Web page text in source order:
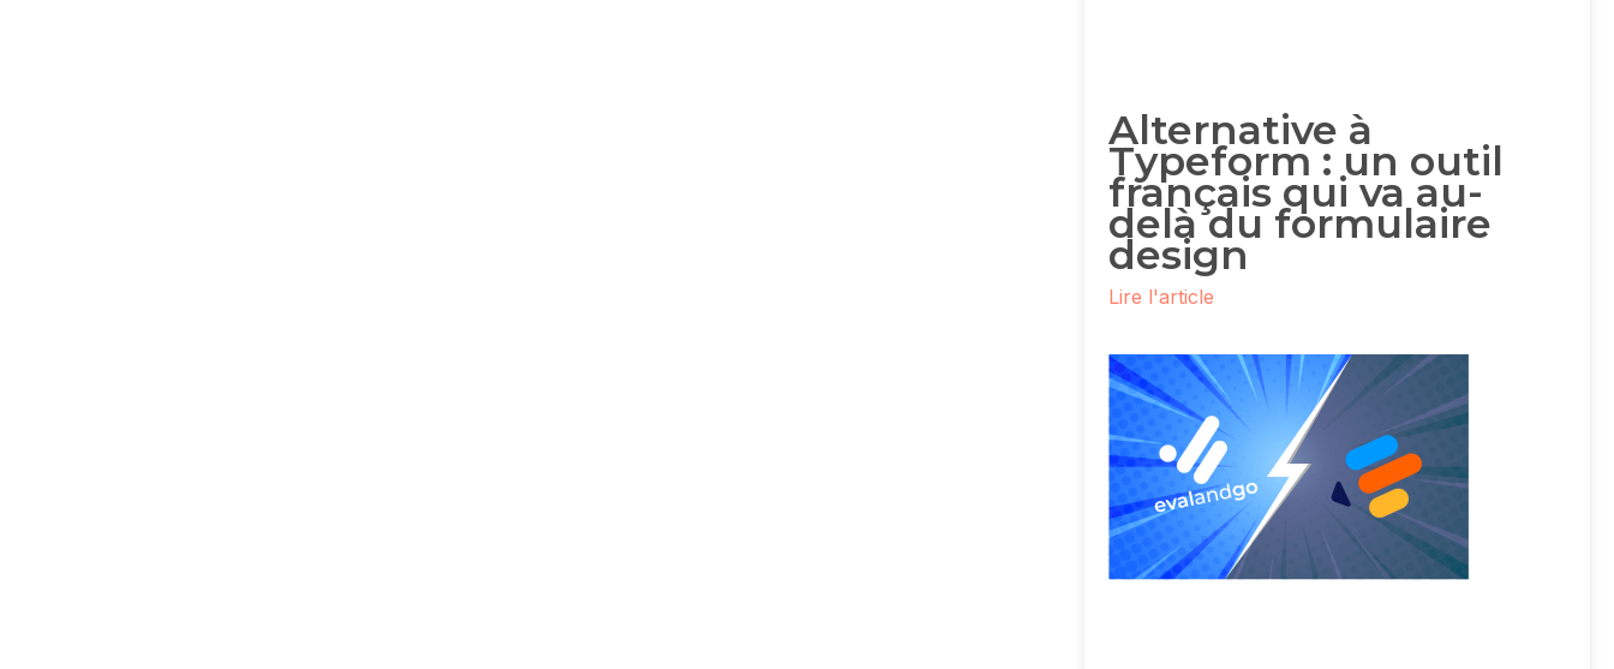
Alternative à
Typeform : un outil
français qui va au-
delà du formulaire
design
Lire l'article